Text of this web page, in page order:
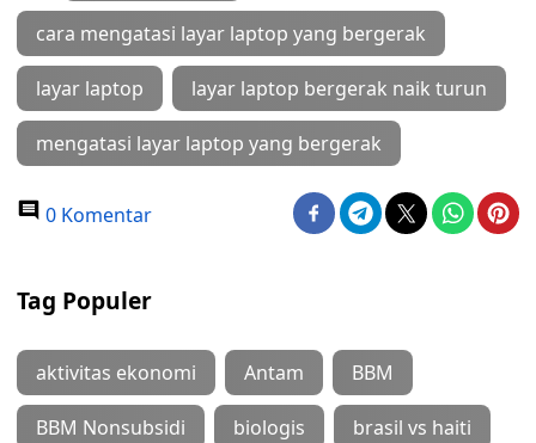
cara mengatasi layar laptop yang bergerak
layar laptop layar laptop bergerak naik turun
mengatasi layar laptop yang bergerak
0 Komentar
Tag Populer
aktivitas ekonomi Antam BBM
BBM Nonsubsidi biologis brasil vs haiti